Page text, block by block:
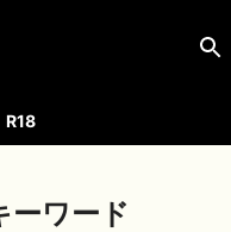
R18
ーワード